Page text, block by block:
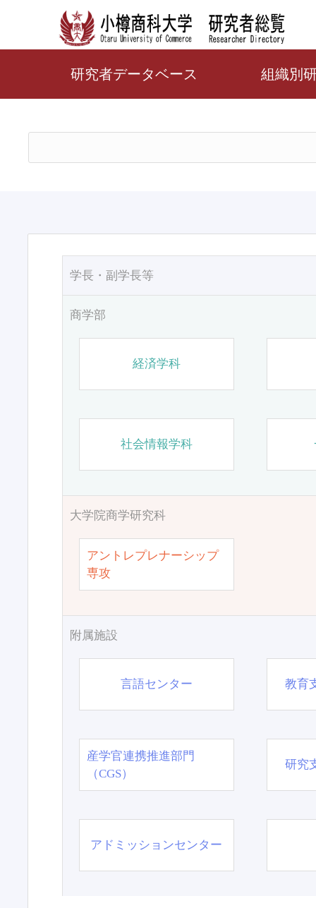
研究者データベース 組織別
学長・副学長等
商学部
経済学科
社会情報学科
大学院商学研究科
アントレプレナーシップ
専攻
附属施設
言語センター 教育
産学官連携推進部門
（CGS）
研究
アドミッションセンター